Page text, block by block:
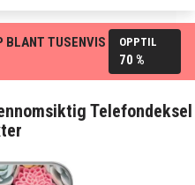
BLANT TUSENVIS
OPPTIL
70 %
Telefondeksel